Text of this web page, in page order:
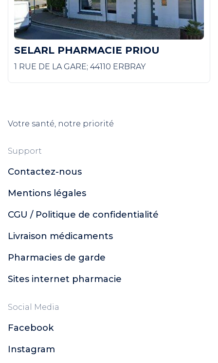
SELARL PHARMACIE PRIOU
1 RUE DE LA GARE; 44110 ERBRAY
Votre santé, notre priorité
Support
Contactez-nous
Mentions légales
CGU / Politique de confidentialité
Livraison médicaments
Pharmacies de garde
Sites internet pharmacie
Social Media
Facebook
Instagram